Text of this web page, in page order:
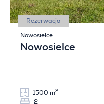
Rezerwacja
Nowosielce
Nowosielce
1500 m2
2